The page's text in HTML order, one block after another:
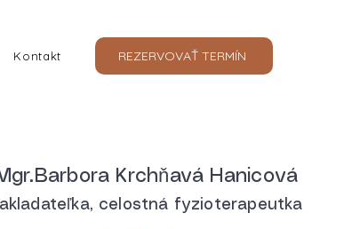
Kontakt REZERVOVAŤ TERMÍN
Krchňavá Hanicová
celostná fyzioterapeutka